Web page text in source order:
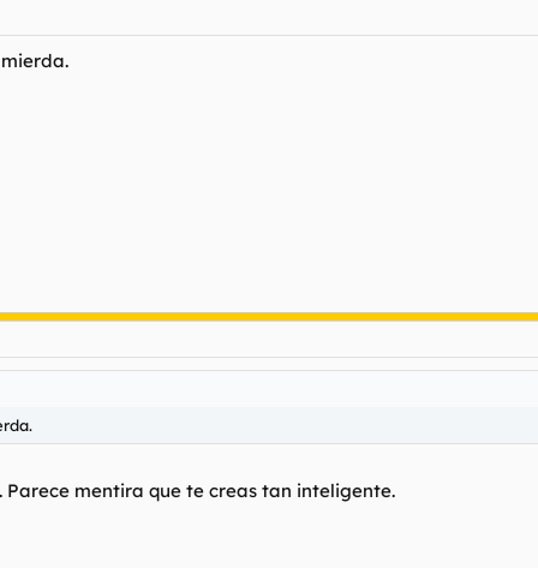
Parece mentira que te creas tan inteligente.